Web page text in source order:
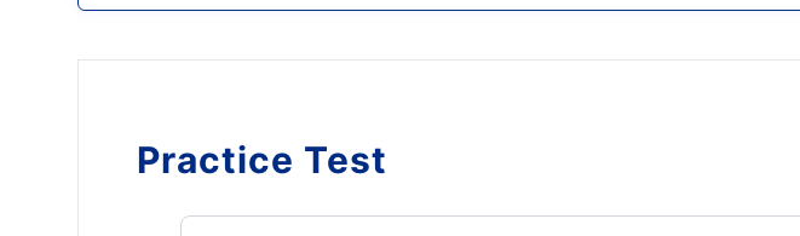
Practice Test